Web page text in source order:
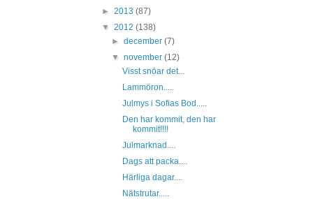
► 2013 (87)
▼ 2012 (138)
►december(7)
▼november(12)
Visst snöar det...
Lammöron.....
Julmys i Sofias Bod.....
Den har kommit, den har
kommit!!!!
Julmarknad....
Dags att packa....
Härliga dagar....
Nätstrutar.....